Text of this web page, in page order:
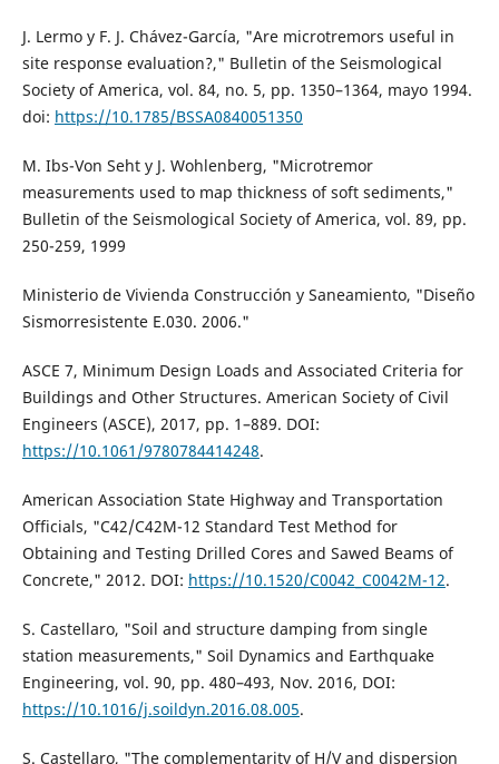
J. Lermo y F. J. Chávez-García, "Are microtremors useful in
site response evaluation?," Bulletin of the Seismological
Society of America, vol. 84, no. 5, pp. 1350–1364, mayo 1994.
doi: https://10.1785/BSSA0840051350
M. Ibs-Von Seht y J. Wohlenberg, "Microtremor
measurements used to map thickness of soft sediments,"
Bulletin of the Seismological Society of America, vol. 89, pp.
250-259, 1999
Ministerio de Vivienda Construcción y Saneamiento, "Diseño
Sismorresistente E.030. 2006."
ASCE 7, Minimum Design Loads and Associated Criteria for
Buildings and Other Structures. American Society of Civil
Engineers (ASCE), 2017, pp. 1–889. DOI:
https://10.1061/9780784414248.
American Association State Highway and Transportation
Officials, "C42/C42M-12 Standard Test Method for
Obtaining and Testing Drilled Cores and Sawed Beams of
Concrete," 2012. DOI: https://10.1520/C0042_C0042M-12.
S. Castellaro, "Soil and structure damping from single
station measurements," Soil Dynamics and Earthquake
Engineering, vol. 90, pp. 480–493, Nov. 2016, DOI:
https://10.1016/j.soildyn.2016.08.005.
S. Castellaro, "The complementarity of H/V and dispersion